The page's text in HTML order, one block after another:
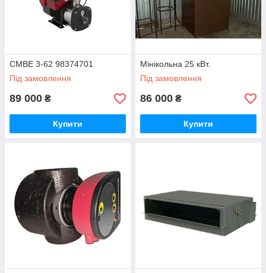
CMBE 3-62 98374701
Під замовлення
89 000 ₴
Купити
Мінікольна 25 кВт.
Під замовлення
86 000 ₴
Купити